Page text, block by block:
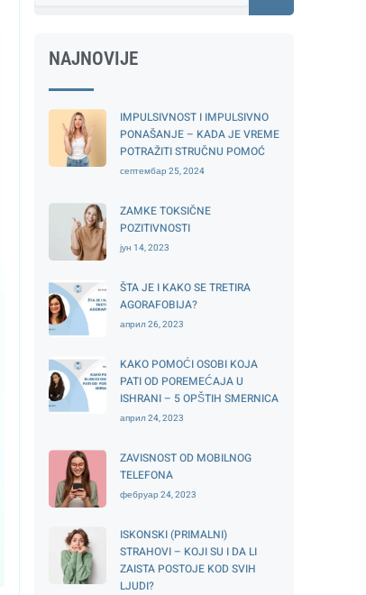
NAJNOVIJE
IMPULSIVNOST I IMPULSIVNO
PONAŠANJE – KADA JE VREME
POTRAŽITI STRUČNU POMOĆ
септембар 25, 2024
ZAMKE TOKSIČNE
POZITIVNOSTI
јун 14, 2023
ŠTA JE I KAKO SE TRETIRA
AGORAFOBIJA?
април 26, 2023
KAKO POMOĆI OSOBI KOJA
PATI OD POREMEĆAJA U
ISHRANI – 5 OPŠTIH SMERNICA
април 24, 2023
ZAVISNOST OD MOBILNOG
TELEFONA
фебруар 24, 2023
ISKONSKI (PRIMALNI)
STRAHOVI – KOJI SU I DA LI
ZAISTA POSTOJE KOD SVIH
LJUDI?